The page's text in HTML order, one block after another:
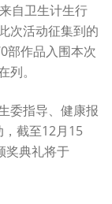
自卫生计生行
次活动征集到的
部作品入围本次
。
委指导、健康报
截至12月15
奖典礼将于